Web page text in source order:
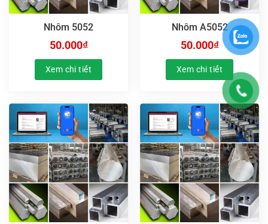
Nhôm 5052
50.000₫
Xem chi tiết
Nhôm A5052
50.000₫
Xem chi tiết